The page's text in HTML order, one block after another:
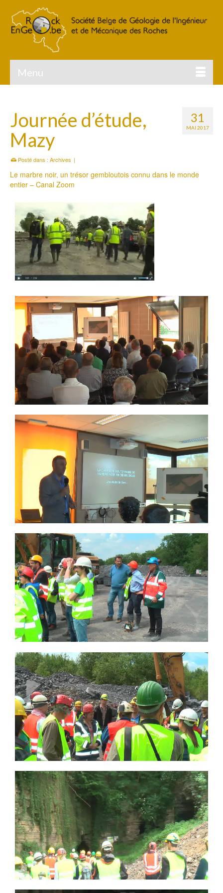
Menu
31
MAI 2017
Journée d’étude,
Mazy
Posté dans : Archives |
Le marbre noir, un trésor gembloutois connu dans le monde
entier – Canal Zoom